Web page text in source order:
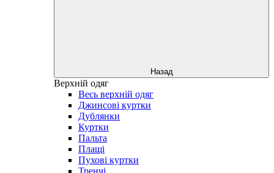
Назад
Верхній одяг
Весь верхній одяг
Джинсові куртки
Дублянки
Куртки
Пальта
Плащі
Пухові куртки
Тренчі